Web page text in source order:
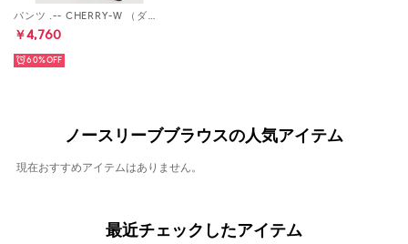
パンツ .-- CHERRY-W （ダークレッド）
￥4,760
60%
ノースリーブブラウスの人気アイテム
現在おすすめアイテムはありません。
最近チェックしたアイテム